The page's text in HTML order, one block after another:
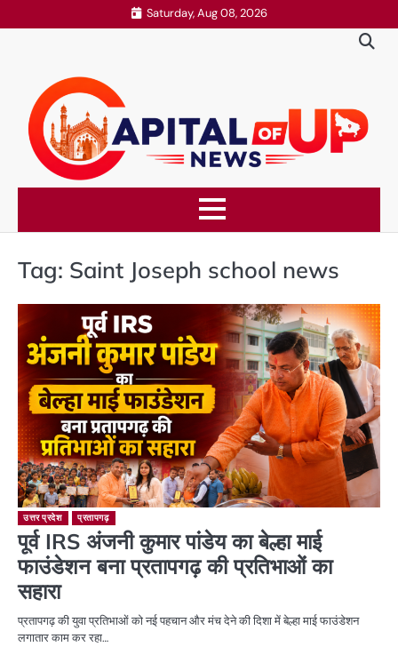
to
Saturday, Aug 08, 2026
Tag: Saint Joseph school news
उत्तर प्रदेश प्रतापगढ़
पूर्व IRS अंजनी कुमार पांडेय का बेल्हा माई
फाउंडेशन बना प्रतापगढ़ की प्रतिभाओं का
सहारा
प्रतापगढ़ की युवा प्रतिभाओं को नई पहचान और मंच देने की दिशा में बेल्हा माई फाउंडेशन
लगातार काम कर रहा…